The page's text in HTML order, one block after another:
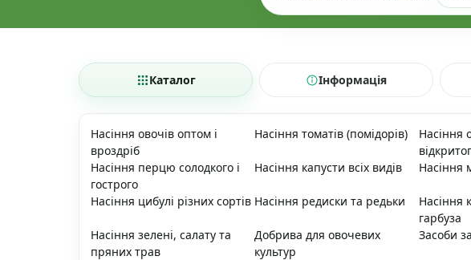
Каталог Інформація
Насіння овочів оптом і
вроздріб
Насіння томатів (помідорів)
Насіння
Насіння перцю солодкого і
гострого
Насіння капусти всіх видів Насіння
Насіння цибулі різних сортів Насіння редиски та редьки
Насіння
гарбуза
Насіння зелені, салату та
пряних трав
Добрива для овочевих
культур
Засоби